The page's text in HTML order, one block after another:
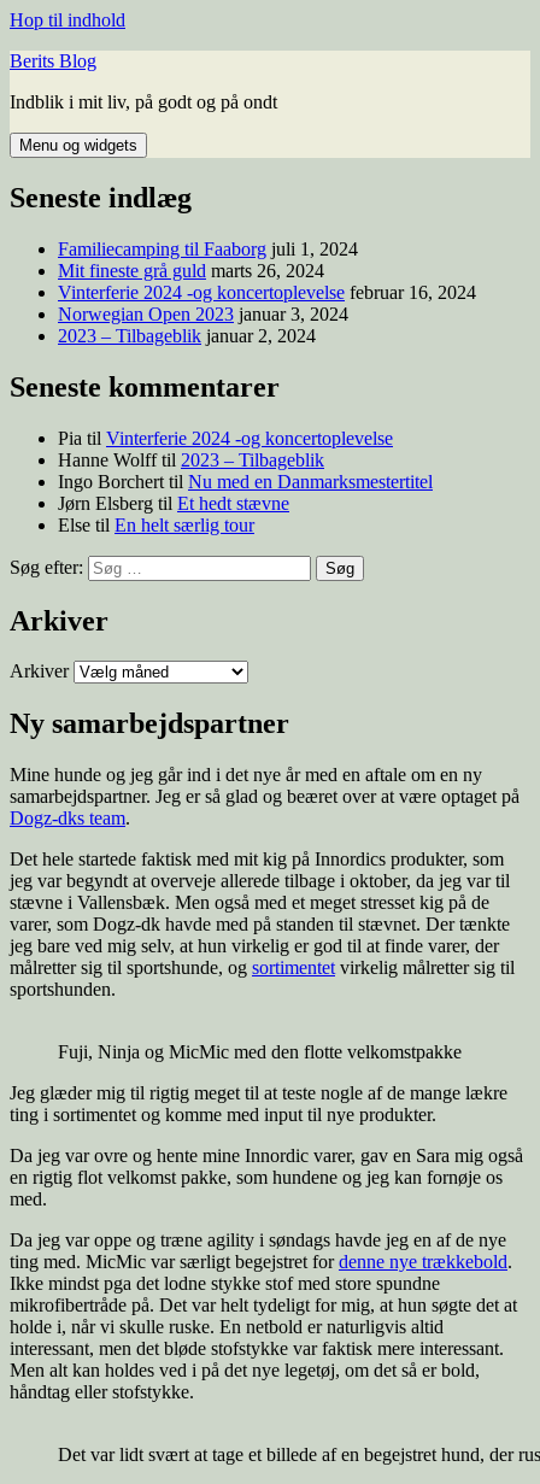
Hop til indhold
Berits Blog
Indblik i mit liv, på godt og på ondt
Menu og widgets
Seneste indlæg
Familiecamping til Faaborg juli 1, 2024
Mit fineste grå guld marts 26, 2024
Vinterferie 2024 -og koncertoplevelse februar 16, 2024
Norwegian Open 2023 januar 3, 2024
2023 – Tilbageblik januar 2, 2024
Seneste kommentarer
Pia til Vinterferie 2024 -og koncertoplevelse
Hanne Wolfftil 2023 – Tilbageblik
Ingo Borchert til Nu med en Danmarksmestertitel
Jørn Elsberg til Et hedt stævne
Else til En helt særlig tour
Søg efter:
Arkiver
Arkiver
Ny samarbejdspartner
Mine hunde og jeg går ind i det nye år med en aftale om en ny
samarbejdspartner. Jeg er så glad og beæret over at være optaget på
Dogz-dks team.
Det hele startede faktisk med mit kig på Innordics produkter, som
jeg var begyndt at overveje allerede tilbage i oktober, da jeg var til
stævne i Vallensbæk. Men også med et meget stresset kig på de
varer, som Dogz-dk havde med på standen til stævnet. Der tænkte
jeg bare ved mig selv, at hun virkelig er god til at finde varer, der
målretter sig til sportshunde, og sortimentet virkelig målretter sig til
sportshunden.
Fuji, Ninja og MicMic med den flotte velkomstpakke
Jeg glæder mig til rigtig meget til at teste nogle af de mange lækre
ting i sortimentet og komme med input til nye produkter.
Da jeg var ovre og hente mine Innordic varer, gav en Sara mig også
en rigtig flot velkomst pakke, som hundene og jeg kan fornøje os
med.
Da jeg var oppe og træne agility i søndags havde jeg en af de nye
ting med. MicMic var særligt begejstret fordenne nye trækkebold.
Ikke mindst pga det lodne stykke stof med store spundne
mikrofibertråde på. Det var helt tydeligt for mig, at hun søgte det at
holde i, når vi skulle ruske. En netbold er naturligvis altid
interessant, men det bløde stofstykke var faktisk mere interessant.
Men alt kan holdes ved i på det nye legetøj, om det så er bold,
håndtag eller stofstykke.
Det var lidt svært at tage et billede af en begejstret hund, der